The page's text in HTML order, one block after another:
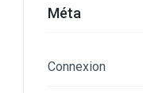
Méta
Connexion